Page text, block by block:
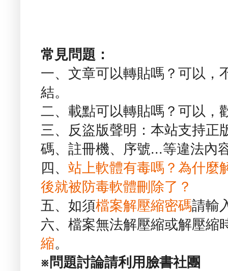
常見問題：
一、文章可以轉貼嗎？可以，
結。
二、載點可以轉貼嗎？可以，
三、反盜版聲明：本站支持正
碼、註冊機、序號...等違法內
四、 站上軟體有毒嗎？為什麼
後就被防毒軟體刪除了？
五、如須檔案解壓縮密碼請輸
六、檔案無法解壓縮或解壓縮
縮。
※問題討論請利用臉書社團